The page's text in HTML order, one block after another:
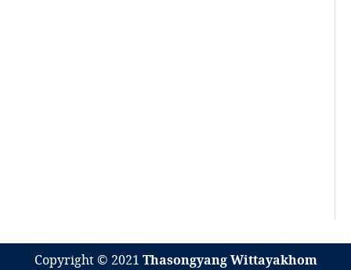
Copyright © 2021 Thasongyang Wittayakhom